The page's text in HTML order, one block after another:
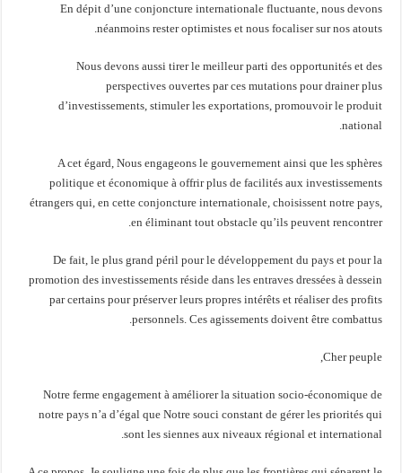
En dépit d’une conjoncture internationale fluctuante, nous devons
néanmoins rester optimistes et nous focaliser sur nos atouts.
Nous devons aussi tirer le meilleur parti des opportunités et des
perspectives ouvertes par ces mutations pour drainer plus
d’investissements, stimuler les exportations, promouvoir le produit
national.
A cet égard, Nous engageons le gouvernement ainsi que les sphères
politique et économique à offrir plus de facilités aux investissements
étrangers qui, en cette conjoncture internationale, choisissent notre pays,
en éliminant tout obstacle qu’ils peuvent rencontrer.
De fait, le plus grand péril pour le développement du pays et pour la
promotion des investissements réside dans les entraves dressées à dessein
par certains pour préserver leurs propres intérêts et réaliser des profits
personnels. Ces agissements doivent être combattus.
Cher peuple,
Notre ferme engagement à améliorer la situation socio-économique de
notre pays n’a d’égal que Notre souci constant de gérer les priorités qui
sont les siennes aux niveaux régional et international.